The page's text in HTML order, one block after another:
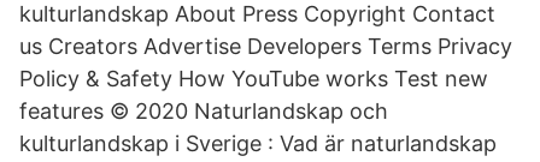
kulturlandskap About Press Copyright Contact
us Creators Advertise Developers Terms Privacy
Policy & Safety How YouTube works Test new
features © 2020 Naturlandskap och
kulturlandskap i Sverige : Vad är naturlandskap